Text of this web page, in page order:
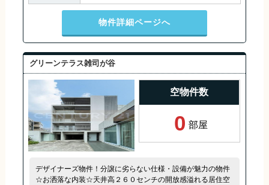
物件詳細ページへ
グリーンテラス雑司が谷
空物件数
0 部屋
デザイナーズ物件！分譲に劣らない仕様・設備が魅力の物件
☆お洒落な内装☆天井高２６０センチの開放感溢れる居住空